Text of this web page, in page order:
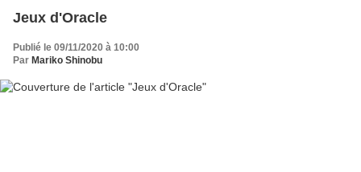
Jeux d'Oracle
Publié le 09/11/2020 à 10:00
Par Mariko Shinobu